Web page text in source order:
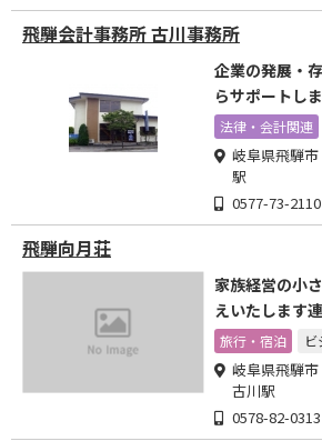
飛騨会計事務所 古川事務所
企業の発展・
らサポートし
法律・会計関連
岐阜県飛騨
駅
0577-73-2110
飛騨向月荘
家族経営の小
えいたします
可旅行・宿泊
岐阜県飛騨
古川駅
0578-82-0313